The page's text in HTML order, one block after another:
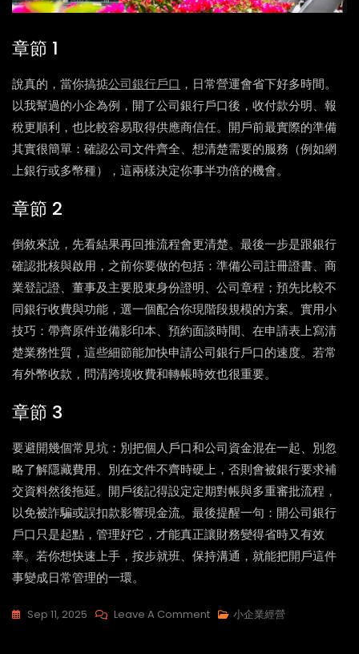
章節 1
說真的，當你搞掂公司銀行戶口 ，日常營運會省下好多時間。
以我幫過的小企為例，開了公司銀行戶口後，收付款分明、報
稅更順利，也比較容易取得供應商信任。開戶前最實際的準備
其實很簡單：確認公司文件齊全、想清楚需要的服務（例如網
上銀行或多幣種），這兩樣決定你事半功倍的機會。
章節 2
倒敘來說，先看結果再回推流程會更清楚。最後一步是跟銀行
確認批核與啟用，之前你要做的包括：準備公司註冊證書、商
業登記證、董事及主要股東身份證明、公司章程；預先比較不
同銀行收費與功能，選一個配合你現階段規模的方案。實用小
技巧：帶齊原件並備影印本、預約面談時間、在申請表上寫清
楚業務性質，這些細節能加快申請公司銀行戶口的速度。若常
有外幣收款，問清跨境收費和轉帳時效也很重要。
章節 3
要避開幾個常見坑：別把個人戶口和公司資金混在一起、別忽
略了解隱藏費用、別在文件不齊時硬上，否則會被銀行要求補
交資料然後拖延。開戶後記得設定定期對帳與多重審批流程，
以免被詐騙或誤扣款影響現金流。最後提醒一句：開公司銀行
戶口只是起點，管理好它，才能真正讓財務變得省時又有效
率。若你想快速上手，按步就班、保持溝通，就能把開戶這件
事變成日常管理的一環。
Sep 11, 2025 Leave A CommentOn 小企業經營